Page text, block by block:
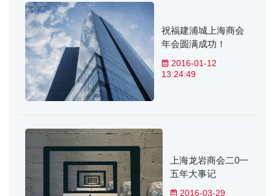
祝福建浦城上海商会
年会圆满成功！
2016-01-12
13:24:49
上海龙岩商会二0一
五年大事记
2016-03-29